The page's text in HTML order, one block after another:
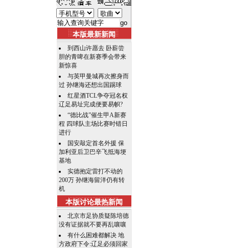
本版最新新闻
到西山许愿去 卧薪尝
胆的青啤在新赛季会带来
新惊喜
与英甲曼城再次擦身而
过 孙继海还想出国踢球
红星酒TCL争夺冠名权
辽足易址完成便要易帜?
“德比战”催生甲A新赛
程 四球队主场比赛时错日
进行
国安敲定首名外援 保
加利亚后卫巴辛飞抵海埂
基地
实德抱定雷打不动的
200万 孙继海留洋仍有转
机
本版讨论最热新闻
北京市足协质疑陈培德
没有证据就不要再乱嚷嚷
有什么困难都解决 地
方政府下令:辽足必须回家